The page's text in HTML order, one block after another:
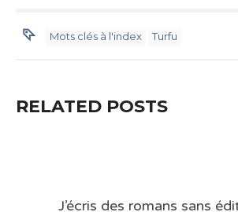
Mots clés à l'index Turfu
RELATED POSTS
J’écris des romans sans